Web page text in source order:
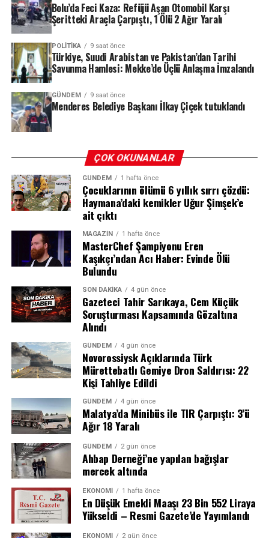
4 Ağustos 2026 sabahı jandarma ekipleri, Menderes
Belediyesi’ne operasyon düzenledi. Belediye Başkanı
İlkay Çiçek’in de aralarında bulunduğu 15 kişi gözaltına
alındı. Gözaltına alınanlar, sağlık kontrollerinin
ardından emniyete götürülerek sorgulanmak üzere İl
Jandarma Komutanlığı’na teslim edildi.
Mahkeme süreci ve tutuklama kararı
Soruşturma kapsamında gözaltına alınan şüpheliler,
işlemlerinin tamamlanmasının ardından mahkemeye
sevk edildi. Mahkeme, aralarında Belediye Başkanı İlkay
Çiçek’in de bulunduğu 10 kişi hakkında tutuklama kararı
verirken, 6 kişiyi adli kontrol şartıyla serbest bıraktı.
Çiçek’in tutuklanması, İzmir siyasetinde ve kamuoyunda
geniş yankı uyandırdı. Menderes Belediyesi’ndeki
yolsuzluk iddialarının boyutları ve soruşturmanın
ilerleyen günlerde yeni gelişmelere sahne olup
olmayacağı merak konusu oldu.
CHP’den ihraç hamlesi
Tutuklamanın hemen ardından CHP cephesinden dikkat
çeken bir adım geldi. Parti yönetimi, İlkay Çiçek’i kesin
ihraç talebiyle tedbirli olarak Yüksek Disiplin Kurulu’na
(YDK) sevk etti.
REKLAM
gerçekleştirdiği 52 ayrı eylem tespit edildi. Bu
eylemlerde 4 kişi hayatını kaybederken, 70 kişi ise
mağdur veya müşteki olarak yer aldı. Soruşturma
boyunca 95 şüpheli tutuklanırken, örgüt üyelerine
yönelik operasyonlarda uzun namlulu silahlar, balistik
çelik yelekler ve çok sayıda mühimmat ele geçirildi.
“Yeni Nesil” Suç Örgütlerine Karşı
Bütüncül Mücadele
Başsavcılık, soruşturmanın amacını “yeni nesil suç
örgütleri” olarak adlandırılan yapıların hiyerarşik
organizasyonlarının deşifre edilmesi, propaganda dahil
tüm suç faaliyetlerinin bütüncül şekilde tespiti ve kamu
Bolu’da Feci Kaza: Refüjü Aşan Otomobil Karşı
Şeritteki Araçla Çarpıştı, 1 Ölü 2 Ağır Yaralı
POLITIKA 9 saat önce
Türkiye, Suudi Arabistan ve Pakistan’dan Tarihi
Savunma Hamlesi: Mekke’de Üçlü Anlaşma İmzalandı
GÜNDEM 9 saat önce
Menderes Belediye Başkanı İlkay Çiçek tutuklandı
ÇOK OKUNANLAR
GÜNDEM 1 hafta önce
Çocuklarının ölümü 6 yıllık sırrı çözdü:
Haymana’daki kemikler Uğur Şimşek’e
ait çıktı
MAGAZIN 1 hafta önce
MasterChef Şampiyonu Eren
Kaşıkçı’ndan Acı Haber: Evinde Ölü
Bulundu
SON DAKIKA 4 gün önce
Gazeteci Tahir Sarıkaya, Cem Küçük
Soruşturması Kapsamında Gözaltına
Alındı
GÜNDEM 4 gün önce
Novorossiysk Açıklarında Türk
Mürettebatlı Gemiye Dron Saldırısı: 22
Kişi Tahliye Edildi
GÜNDEM 4 gün önce
Malatya’da Minibüs ile TIR Çarpıştı: 3’ü
Ağır 18 Yaralı
GÜNDEM 2 gün önce
Ahbap Derneği’ne yapılan bağışlar
mercek altında
EKONOMI 1 hafta önce
En Düşük Emekli Maaşı 23 Bin 552 Liraya
Yükseldi – Resmi Gazete’de Yayımlandı
EKONOMI 2 gün önce